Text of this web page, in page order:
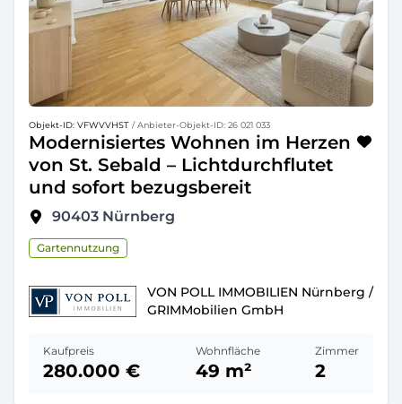
Objekt-ID: VFWVVHST / Anbieter-Objekt-ID: 26 021 033
Modernisiertes Wohnen im Herzen
von St. Sebald – Lichtdurchflutet
und sofort bezugsbereit
90403 Nürnberg
Gartennutzung
VON POLL IMMOBILIEN Nürnberg /
GRIMMobilien GmbH
Kaufpreis
280.000 €
Wohnfläche
49 m²
Zimmer
2